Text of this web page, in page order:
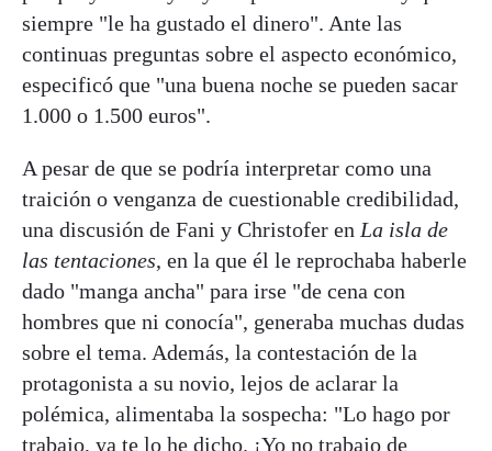
siempre "le ha gustado el dinero". Ante las
continuas preguntas sobre el aspecto económico,
especificó que "una buena noche se pueden sacar
1.000 o 1.500 euros".
A pesar de que se podría interpretar como una
traición o venganza de cuestionable credibilidad,
una discusión de Fani y Christofer en La isla de
las tentaciones, en la que él le reprochaba haberle
dado "manga ancha" para irse "de cena con
hombres que ni conocía", generaba muchas dudas
sobre el tema. Además, la contestación de la
protagonista a su novio, lejos de aclarar la
polémica, alimentaba la sospecha: "Lo hago por
trabajo, ya te lo he dicho. ¡Yo no trabajo de